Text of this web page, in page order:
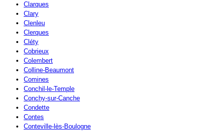
Clarques
Clary
Clenleu
Clerques
Cléty
Cobrieux
Colembert
Colline-Beaumont
Comines
Conchil-le-Temple
Conchy-sur-Canche
Condette
Contes
Conteville-lès-Boulogne